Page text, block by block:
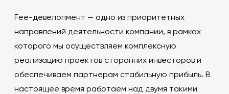
Fee-девелопмент — одно из приоритетных
направлений деятельности компании, в рамках
которого мы осуществляем комплексную
реализацию проектов сторонних инвесторов и
обеспечиваем партнерам стабильную прибыль. В
настоящее время работаем над двумя такими